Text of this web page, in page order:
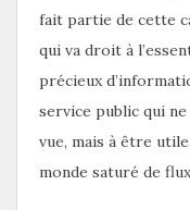
fait partie de cette
qui va droit à
précieux
service public qui
vue, mais à être
monde saturé de